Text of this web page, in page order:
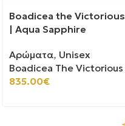
Boadicea the Victorious
| Aqua Sapphire
Αρώματα, Unisex
Boadicea The Victorious
835.00€